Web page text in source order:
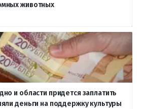
животных
и области придется заплатить
деньги на поддержку культуры